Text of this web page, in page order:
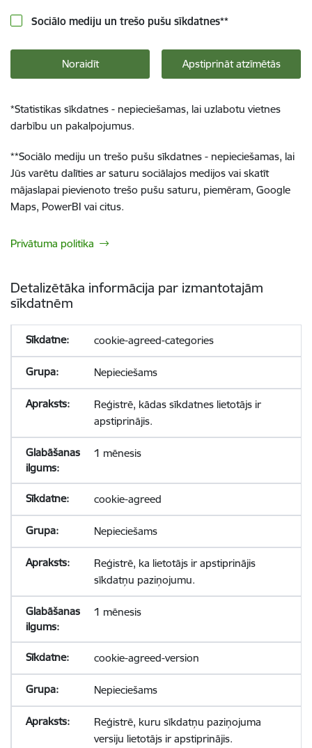
Sociālo mediju un trešo pušu sīkdatnes**
Noraidīt Apstiprināt atzīmētās
*Statistikas sīkdatnes - nepieciešamas, lai uzlabotu vietnes
darbību un pakalpojumus.
**Sociālo mediju un trešo pušu sīkdatnes - nepieciešamas, lai
Jūs varētu dalīties ar saturu sociālajos medijos vai skatīt
mājaslapai pievienoto trešo pušu saturu, piemēram, Google
Maps, PowerBI vai citus.
Privātuma politika
Detalizētāka informācija par izmantotajām
sīkdatnēm
cookie-agreed-categories
Nepieciešams
Reģistrē, kādas sīkdatnes lietotājs ir
apstiprinājis.
1 mēnesis
cookie-agreed
Nepieciešams
Reģistrē, ka lietotājs ir apstiprinājis
sīkdatņu paziņojumu.
1 mēnesis
cookie-agreed-version
Nepieciešams
Reģistrē, kuru sīkdatņu paziņojuma
versiju lietotājs ir apstiprinājis.